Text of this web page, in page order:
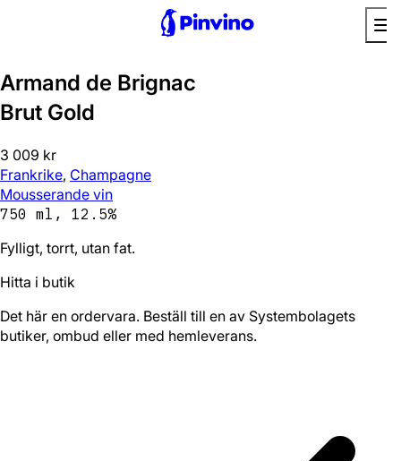
Armand de Brignac
Brut Gold
3 009 kr
Frankrike, Champagne
Mousserande vin
750 ml, 12.5%
Fylligt, torrt, utan fat.
Hitta i butik
Det här en ordervara. Beställ till en av Systembolagets
butiker, ombud eller med hemleverans.